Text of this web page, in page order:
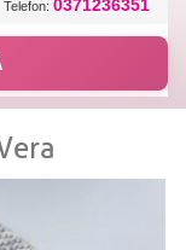
Telefon: 0371236351